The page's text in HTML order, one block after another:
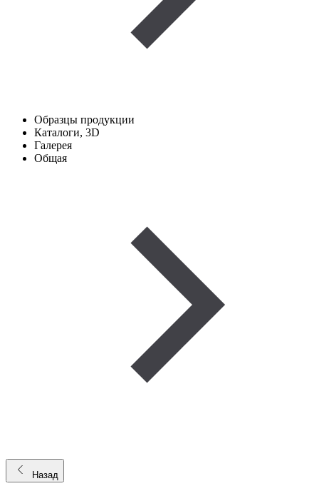
Образцы продукции
Каталоги, 3D
Галерея
Общая
Назад